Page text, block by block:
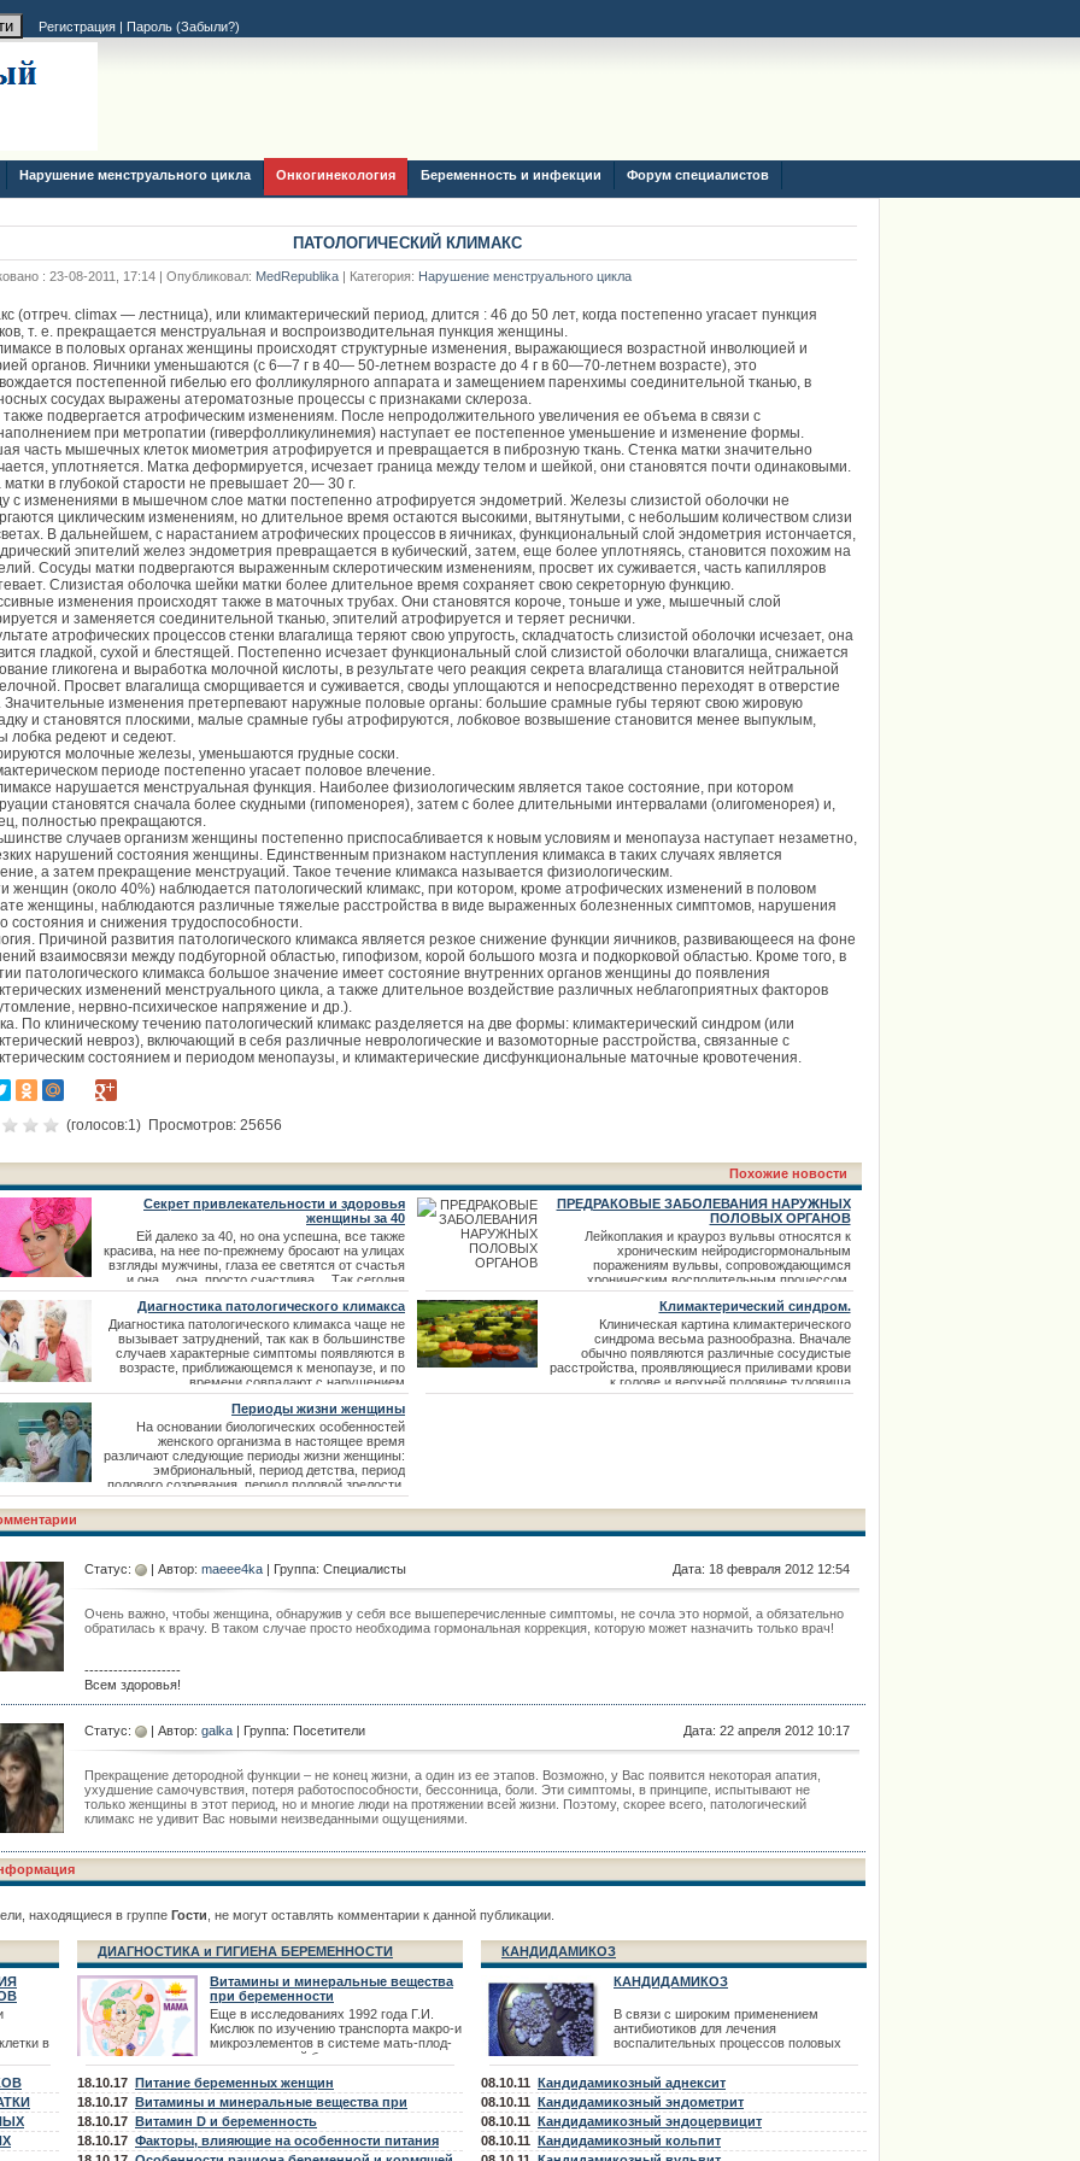
Регистрация | Пароль (Забыли?)
Нарушение менструального цикла Онкогинекология Беременность и инфекции Форум специалистов
ПАТОЛОГИЧЕСКИЙ КЛИМАКС
: 23-08-2011, 17:14 | Опубликовал: MedRepublika | Категория: Нарушение менструального цикла
(отгреч. climax — лестница), или климактерический период, длится : 46 до 50 лет, когда постепенно угасает пункция
т. е. прекращается менструальная и воспроизводительная пункция женщины.
в половых органах женщины происходят структурные изменения, выражающиеся возрастной инволюцией и
органов. Яичники уменьшаются (с 6—7 г в 40— 50-летнем возрасте до 4 г в 60—70-летнем возрасте), это
постепенной гибелью его фолликулярного аппарата и замещением паренхимы соединительной тканью, в
сосудах выражены атероматозные процессы с признаками склероза.
подвергается атрофическим изменениям. После непродолжительного увеличения ее объема в связи с
при метропатии (гиверфолликулинемия) наступает ее постепенное уменьшение и изменение формы.
часть мышечных клеток миометрия атрофируется и превращается в пиброзную ткань. Стенка матки значительно
уплотняется. Матка деформируется, исчезает граница между телом и шейкой, они становятся почти одинаковыми.
в глубокой старости не превышает 20— 30 г.
с изменениями в мышечном слое матки постепенно атрофируется эндометрий. Железы слизистой оболочки не
циклическим изменениям, но длительное время остаются высокими, вытянутыми, с небольшим количеством слизи
В дальнейшем, с нарастанием атрофических процессов в яичниках, функциональный слой эндометрия истончается,
эпителий желез эндометрия превращается в кубический, затем, еще более уплотняясь, становится похожим на
Сосуды матки подвергаются выраженным склеротическим изменениям, просвет их суживается, часть капилляров
Слизистая оболочка шейки матки более длительное время сохраняет свою секреторную функцию.
изменения происходят также в маточных трубах. Они становятся короче, тоньше и уже, мышечный слой
и заменяется соединительной тканью, эпителий атрофируется и теряет реснички.
атрофических процессов стенки влагалища теряют свою упругость, складчатость слизистой оболочки исчезает, она
гладкой, сухой и блестящей. Постепенно исчезает функциональный слой слизистой оболочки влагалища, снижается
гликогена и выработка молочной кислоты, в результате чего реакция секрета влагалища становится нейтральной
Просвет влагалища сморщивается и суживается, своды уплощаются и непосредственно переходят в отверстие
Значительные изменения претерпевают наружные половые органы: большие срамные губы теряют свою жировую
и становятся плоскими, малые срамные губы атрофируются, лобковое возвышение становится менее выпуклым,
лобка редеют и седеют.
молочные железы, уменьшаются грудные соски.
периоде постепенно угасает половое влечение.
нарушается менструальная функция. Наиболее физиологическим является такое состояние, при котором
становятся сначала более скудными (гипоменорея), затем с более длительными интервалами (олигоменорея) и,
полностью прекращаются.
случаев организм женщины постепенно приспосабливается к новым условиям и менопауза наступает незаметно,
нарушений состояния женщины. Единственным признаком наступления климакса в таких случаях является
а затем прекращение менструаций. Такое течение климакса называется физиологическим.
женщин (около 40%) наблюдается патологический климакс, при котором, кроме атрофических изменений в половом
женщины, наблюдаются различные тяжелые расстройства в виде выраженных болезненных симптомов, нарушения
состояния и снижения трудоспособности.
Причиной развития патологического климакса является резкое снижение функции яичников, развивающееся на фоне
взаимосвязи между подбугорной областью, гипофизом, корой большого мозга и подкорковой областью. Кроме того, в
патологического климакса большое значение имеет состояние внутренних органов женщины до появления
изменений менструального цикла, а также длительное воздействие различных неблагоприятных факторов
нервно-психическое напряжение и др.).
По клиническому течению патологический климакс разделяется на две формы: климактерический синдром (или
невроз), включающий в себя различные неврологические и вазомоторные расстройства, связанные с
состоянием и периодом менопаузы, и климактерические дисфункциональные маточные кровотечения.
(голосов:1) Просмотров: 25656
Похожие новости
Секрет привлекательности и здоровья
женщины за 40
Ей далеко за 40, но она успешна, все также
красива, на нее по-прежнему бросают на улицах
взгляды мужчины, глаза ее светятся от счастья
и она… она, просто счастлива… Так сегодня
можно охарактеризовать современную
женщину, но только есть одно «но», здоровую
женщину… Не удивляйтесь сказанн
ПРЕДРАКОВЫЕ ЗАБОЛЕВАНИЯ НАРУЖНЫХ
ПОЛОВЫХ ОРГАНОВ
Лейкоплакия и крауроз вульвы относятся к
хроническим нейродисгормональным
поражениям вульвы, сопровождающимся
хроническим восполительным процессом.
наиболее часто эти заболевания развиваются
при климаксе и во время монопаузы,
значительно реже встречаются у женщин более
молодого возраста. Этиологическими
факторами этих заболеваний являются
нарушения функции нервной системы
(симметричность поражения
Диагностика патологического климакса
Диагностика патологического климакса чаще не
вызывает затруднений, так как в большинстве
случаев характерные симптомы появляются в
возрасте, приближающемся к менопаузе, и по
времени совпадают с нарушением
менструального цикла или прекращением
менструаций. Диагностику затрудняют
различные сопутствующие заболевания,
совпадающие по времени с климаксом или
протекающие латент
Климактерический синдром.
Клиническая картина климактерического
синдрома весьма разнообразна. Вначале
обычно появляются различные сосудистые
расстройства, проявляющиеся приливами крови
к голове и верхней половине туловища
вследствие внезапного кратковременного
Периоды жизни женщины
На основании биологических особенностей
женского организма в настоящее время
различают следующие периоды жизни женщины:
эмбриональный, период детства, период
полового созревания, период половой зрелости,
переходный (климактерический),
постклимактерический (менопауза) и
старческий (сенильный). Эмбриональный
Дата: 18 февраля 2012 12:54
Статус: | Автор: maeee4ka | Группа: Специалисты
Очень важно, чтобы женщина, обнаружив у себя все вышеперечисленные симптомы, не сочла это нормой, а обязательно
обратилась к врачу. В таком случае просто необходима гормональная коррекция, которую может назначить только врач!
--------------------
Всем здоровья!
Дата: 22 апреля 2012 10:17
Статус: | Автор: galka | Группа: Посетители
Прекращение детородной функции – не конец жизни, а один из ее этапов. Возможно, у Вас появится некоторая апатия,
ухудшение самочувствия, потеря работоспособности, бессонница, боли. Эти симптомы, в принципе, испытывают не
только женщины в этот период, но и многие люди на протяжении всей жизни. Поэтому, скорее всего, патологический
климакс не удивит Вас новыми неизведанными ощущениями.
находящиеся в группе Гости , не могут оставлять комментарии к данной публикации.
в
К
ДИАГНОСТИКА и ГИГИЕНА БЕРЕМЕННОСТИ
Витамины и минеральные вещества
при беременности
Еще в исследованиях 1992 года Г.И.
Кислюк по изучению транспорта макро-и
микроэлементов в системе мать-плод-
новорожденный были выявлены -
18.10.17 Питание беременных женщин
18.10.17 Витамины и минеральные вещества при
планировании беременности
18.10.17 Витамин D и беременность
18.10.17 Факторы, влияющие на особенности питания
КАНДИДАМИКОЗ
КАНДИДАМИКОЗ
В связи с широким применением
антибиотиков для лечения
воспалительных процессов половых
половых органов. Кандидамикоз может
быть первичным заболеванием и как
осложнение антибиотикотерапии.
Кандидамикоз (кандидоз, молочница)
вызывается дрожжеподобными грибами
08.10.11 Кандидамикозный аднексит
08.10.11 Кандидамикозный эндометрит
08.10.11 Кандидамикозный эндоцервицит
08.10.11 Кандидамикозный кольпит